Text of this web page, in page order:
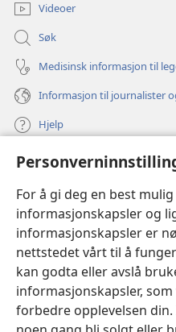
For å gi deg en best
informasjonskapsler og
informasjonskapsler er
nettstedet vårt til å
kan godta eller avslå
informasjonskapsler,
forbedre opplevelsen din.
Videoer
Søk
Medisinsk informasjon til
Informasjon til journalister
Hjelp
Bidrag
(åpner
nytt
vindu)Watchtower ONLINE
(åpner
nytt
vindu) JW Hub
(åpner
nytt
vindu)JW Library ®
Watchtower Library